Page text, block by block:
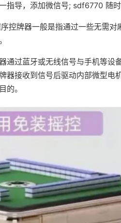
指导，添加微信号; sdf6770 随时
控牌器一般是指通过一些无需对
通过蓝牙或无线信号与手机等设
器接收到信号后驱动内部微型电
的。